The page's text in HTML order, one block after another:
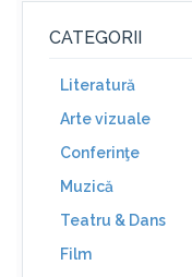
CATEGORII
Literatură
Arte vizuale
Conferinţe
Muzică
Teatru & Dans
Film